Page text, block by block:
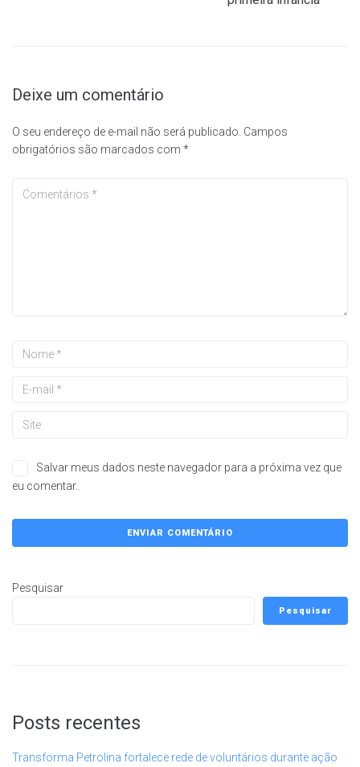
Deixe um comentário
O seu endereço de e-mail não será publicado. Campos
obrigatórios são marcados com *
Salvar meus dados neste navegador para a próxima vez que
eu comentar.
Pesquisar
Pesquisar
Posts recentes
Transforma Petrolina fortalece rede de voluntários durante ação